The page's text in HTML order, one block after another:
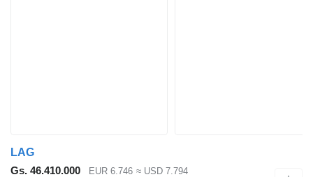
LAG
Gs. 46.410.000
EUR 6.746 ≈ USD 7.794